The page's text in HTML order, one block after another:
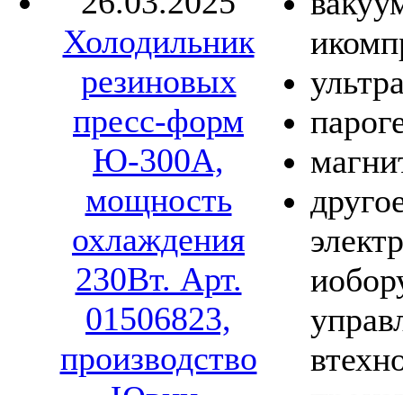
Холодильник
резиновых
пресс-форм
Ю-300А,
мощность
охлаждения
230Вт. Арт.
01506823,
производство